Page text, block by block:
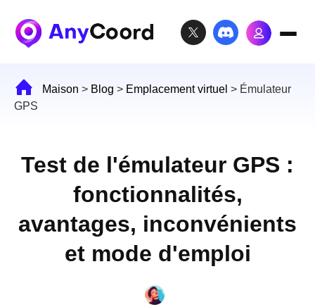
Maison > Blog > Emplacement virtuel > Émulateur
GPS
Test de l'émulateur GPS :
fonctionnalités,
avantages, inconvénients
et mode d'emploi